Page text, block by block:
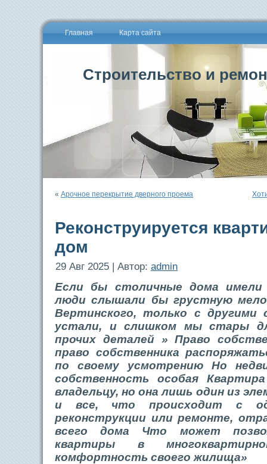
Главная Карта сайта
Строительство и
« Арочное перекрытие дверного проема
Реконструируется
дом
29 Авг 2025 | Автор: admin
Если бы столичные дома имели
люди слышали бы грустную
Вертинского, только с
устали, и слишком мы стары
прочих деталей » Право
право собственника
по своему усмотрению Но
собственность особая
владельцу, но она лишь один из
и все, что происходит с
реконструкции или ремонте,
всего дома Что может
квартиры в
комфортность своего жилища»